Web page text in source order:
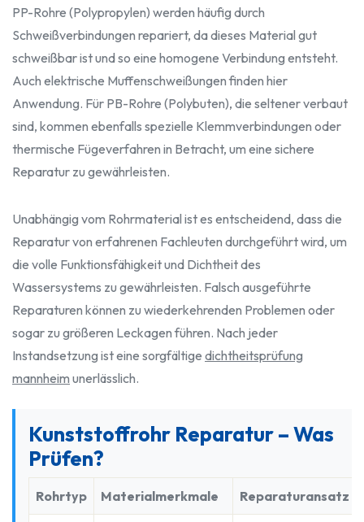
PP-Rohre (Polypropylen) werden häufig durch
Schweißverbindungen repariert, da dieses Material gut
schweißbar ist und so eine homogene Verbindung entsteht.
Auch elektrische Muffenschweißungen finden hier
Anwendung. Für PB-Rohre (Polybuten), die seltener verbaut
sind, kommen ebenfalls spezielle Klemmverbindungen oder
thermische Fügeverfahren in Betracht, um eine sichere
Reparatur zu gewährleisten.
Unabhängig vom Rohrmaterial ist es entscheidend, dass die
Reparatur von erfahrenen Fachleuten durchgeführt wird, um
die volle Funktionsfähigkeit und Dichtheit des
Wassersystems zu gewährleisten. Falsch ausgeführte
Reparaturen können zu wiederkehrenden Problemen oder
sogar zu größeren Leckagen führen. Nach jeder
Instandsetzung ist eine sorgfältige dichtheitsprüfung
mannheim unerlässlich.
Kunststoffrohr Reparatur – Was
Prüfen?
Rohrtyp Materialmerkmale Reparaturansatz